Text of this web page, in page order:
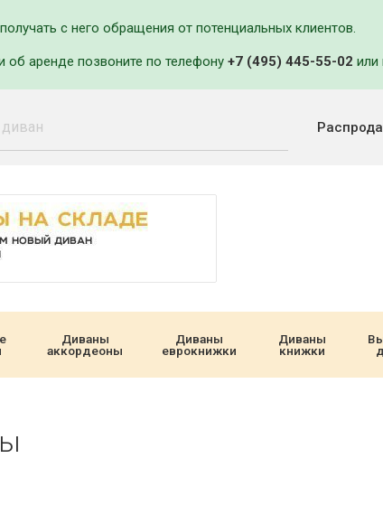
с него обращения от потенциальных клиентов.
аренде позвоните по телефону +7 (495) 445-55-02 или
Диваны
аккордеоны
Диваны
еврокнижки
Диваны
книжки